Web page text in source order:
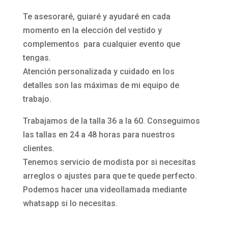
Te asesoraré, guiaré y ayudaré en cada
momento en la elección del vestido y
complementos para cualquier evento que
tengas.
Atención personalizada y cuidado en los
detalles son las máximas de mi equipo de
trabajo.
Trabajamos de la talla 36 a la 60. Conseguimos
las tallas en 24 a 48 horas para nuestros
clientes.
Tenemos servicio de modista por si necesitas
arreglos o ajustes para que te quede perfecto.
Podemos hacer una videollamada mediante
whatsapp si lo necesitas.